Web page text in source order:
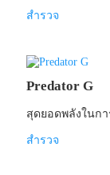
สำรวจ
Predator G
สุดยอดพลังในกา
สำรวจ